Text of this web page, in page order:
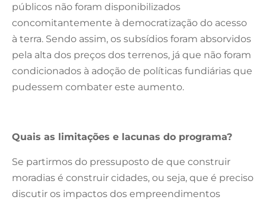
públicos não foram disponibilizados
concomitantemente à democratização do acesso
à terra. Sendo assim, os subsídios foram absorvidos
pela alta dos preços dos terrenos, já que não foram
condicionados à adoção de políticas fundiárias que
pudessem combater este aumento.
Quais as limitações e lacunas do programa?
Se partirmos do pressuposto de que construir
moradias é construir cidades, ou seja, que é preciso
discutir os impactos dos empreendimentos